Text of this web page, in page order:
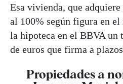
Esa vivienda, que
al 100% según figura en
la hipoteca en el BBVA un
de euros que firma a
Propiedades a